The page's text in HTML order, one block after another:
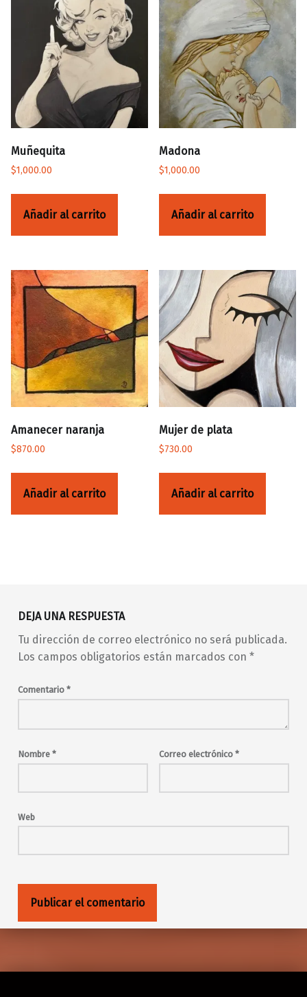
Muñequita
$1,000.00
Añadir al carrito
Madona
$1,000.00
Añadir al carrito
Amanecer naranja
$870.00
Añadir al carrito
Mujer de plata
$730.00
Añadir al carrito
DEJA UNA RESPUESTA
Tu dirección de correo electrónico no será publicada.
Los campos obligatorios están marcados con *
Comentario *
Nombre * Correo electrónico *
Web